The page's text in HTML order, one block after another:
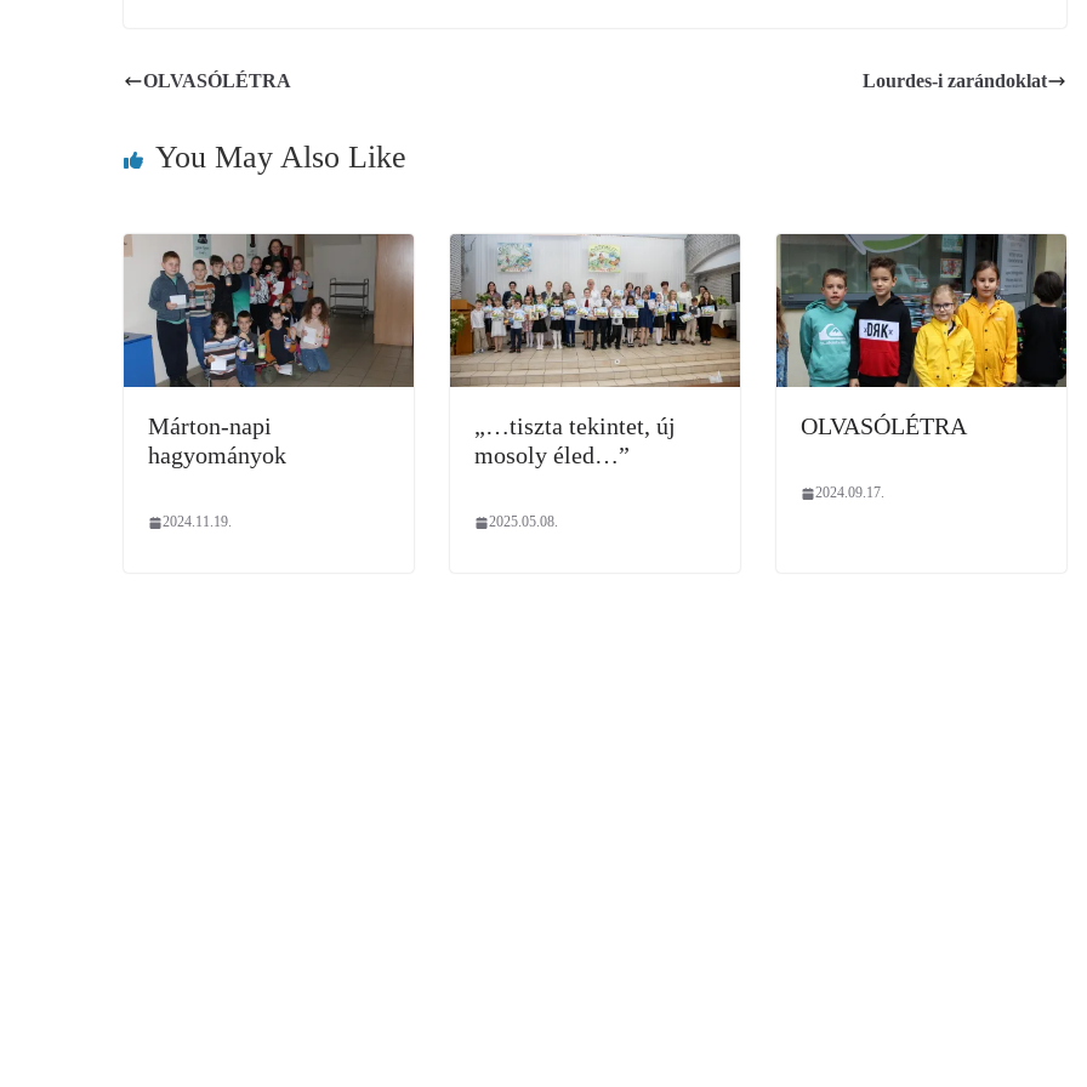
OLVASÓLÉTRA Lourdes-i zarándoklat
You May Also Like
Márton-napi
hagyományok
2024.11.19.
„…tiszta tekintet, új
mosoly éled…”
2025.05.08.
OLVASÓLÉTRA
2024.09.17.